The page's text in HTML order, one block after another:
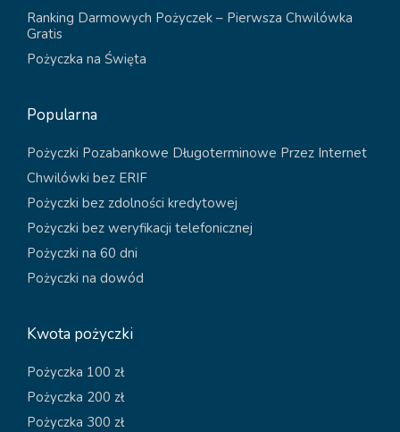
Ranking Darmowych Pożyczek – Pierwsza Chwilówka
Gratis
Pożyczka na Święta
Popularna
Pożyczki Pozabankowe Długoterminowe Przez Internet
Chwilówki bez ERIF
Pożyczki bez zdolności kredytowej
Pożyczki bez weryfikacji telefonicznej
Pożyczki na 60 dni
Pożyczki na dowód
Kwota pożyczki
Pożyczka 100 zł
Pożyczka 200 zł
Pożyczka 300 zł